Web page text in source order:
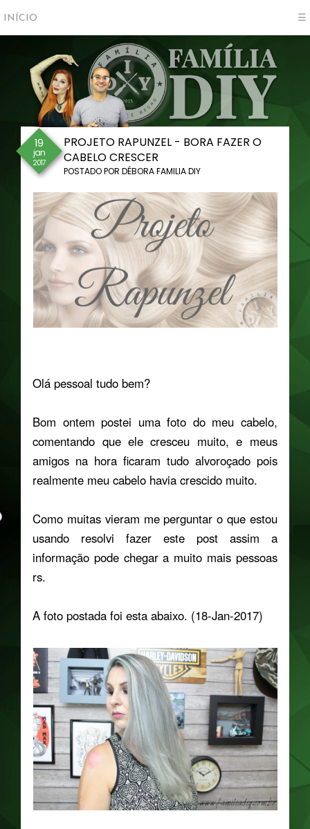
INÍCIO ☰
19
jan
2017
PROJETO RAPUNZEL - BORA FAZER O
CABELO CRESCER
POSTADO PORDÉBORA FAMILIA DIY
Olá pessoal tudo bem?
Bom ontem postei uma foto do meu cabelo,
comentando que ele cresceu muito, e meus
amigos na hora ficaram tudo alvoroçado pois
realmente meu cabelo havia crescido muito.
Como muitas vieram me perguntar o que estou
usando resolvi fazer este post assim a
informação pode chegar a muito mais pessoas
rs.
A foto postada foi esta abaixo. (18-Jan-2017)